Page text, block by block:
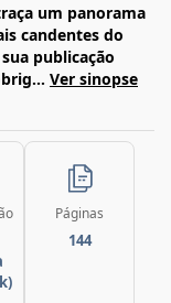
um panorama
candentes do
publicação
Ver sinopse
Páginas
144